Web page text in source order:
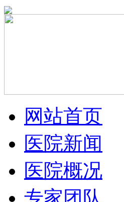
网站首页
医院新闻
医院概况
专家团队